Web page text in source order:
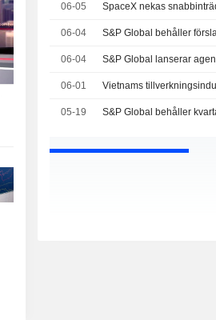
06-05
06-04 S&P Global behåller
06-04
06-01 Vietnams
05-19